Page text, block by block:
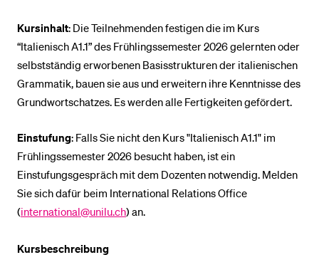
Kursinhalt: Die Teilnehmenden festigen die im Kurs
“Italienisch A1.1” des Frühlingssemester 2026 gelernten oder
selbstständig erworbenen Basisstrukturen der italienischen
Grammatik, bauen sie aus und erweitern ihre Kenntnisse des
Grundwortschatzes. Es werden alle Fertigkeiten gefördert.
Einstufung: Falls Sie nicht den Kurs "Italienisch A1.1" im
Frühlingssemester 2026 besucht haben, ist ein
Einstufungsgespräch mit dem Dozenten notwendig. Melden
Sie sich dafür beim International Relations Office
(international@unilu.ch) an.
Kursbeschreibung
Medien
BELIEBTE INHALTE
Vorlesungsverzeichnis
Sportangebot
Menuplan Mensa
Anmeldung und Zulassung